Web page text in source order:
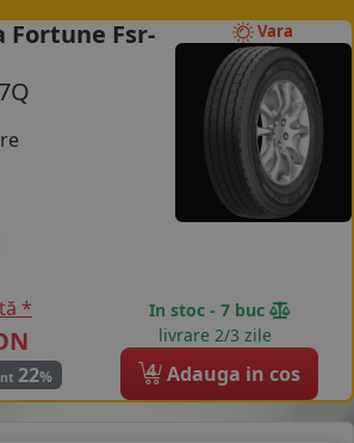
(0 PRODUSE
Vara
Fortune Fsr-
*
22%
In stoc - 7 buc
livrare 2/3 zile
4 Adauga in cos